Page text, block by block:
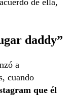
daddy”
a
cuando
que él